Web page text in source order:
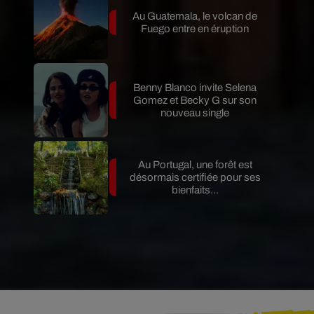
Au Guatemala, le volcan de
Fuego entre en éruption
Benny Blanco invite Selena
Gomez et Becky G sur son
nouveau single
Au Portugal, une forêt est
désormais certifiée pour ses
bienfaits...